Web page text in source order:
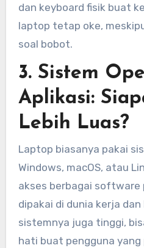
dan keyboard fisik buat
laptop tetap oke,
soal bobot.
3. Sistem
Aplikasi:
Lebih Luas?
Laptop biasanya pakai
Windows, macOS, atau
akses berbagai software
dipakai di dunia kerja
sistemnya juga tinggi,
hati buat pengguna